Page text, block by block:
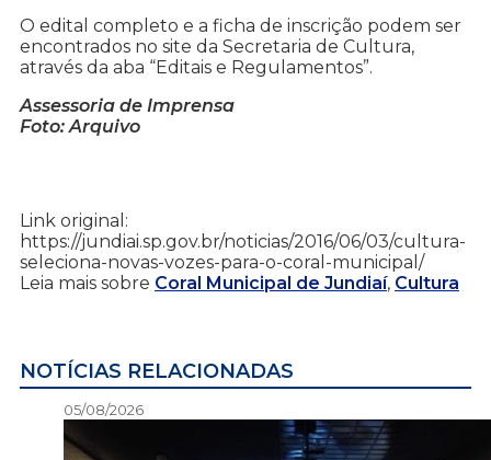
O edital completo e a ficha de inscrição podem ser
encontrados no site da Secretaria de Cultura,
através da aba “Editais e Regulamentos”.
Assessoria de Imprensa
Foto: Arquivo
Link original:
https://jundiai.sp.gov.br/noticias/2016/06/03/cultura-
seleciona-novas-vozes-para-o-coral-municipal/
Leia mais sobre Coral Municipal de Jundiaí, Cultura
NOTÍCIAS RELACIONADAS
05/08/2026